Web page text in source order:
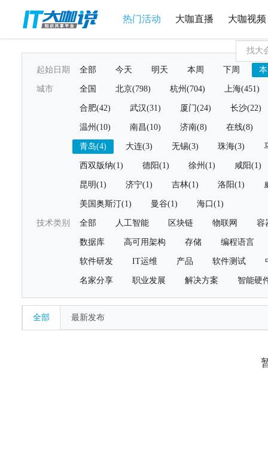
热门活动 大咖直播 大咖视频
起始日期 全部 今天 明天 本周 下周
城市 全国 北京(798) 杭州(704) 上海(451)
合肥(42) 武汉(31) 厦门(24) 长沙(22)
温州(10) 南昌(10) 济南(8) 在线(8)
青岛(4) 大连(3) 无锡(3) 珠海(3)
西双版纳(1) 德阳(1) 徐州(1) 咸阳(1)
昆明(1) 济宁(1) 吉林(1) 洛阳(1)
美国奥斯汀(1) 曼谷(1) 海口(1)
技术类别 全部 人工智能 区块链 物联网 容
数据库 高可用架构 存储 编程语言
软件研发 IT运维 产品 软件测试
名家分享 职业发展 解决方案 智能硬
全部 最新发布